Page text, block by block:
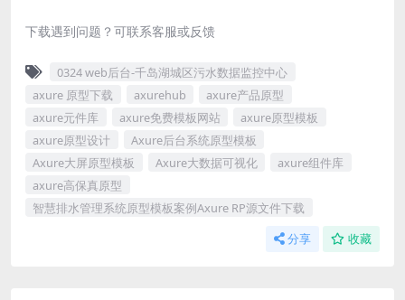
下载遇到问题？可联系客服或反馈
0324 web后台-千岛湖城区污水数据监控中心
axure 原型下载
axurehub
axure产品原型
axure元件库
axure免费模板网站
axure原型模板
axure原型设计
Axure后台系统原型模板
Axure大屏原型模板
Axure大数据可视化
axure组件库
axure高保真原型
智慧排水管理系统原型模板案例Axure RP源文件下载
分享 收藏